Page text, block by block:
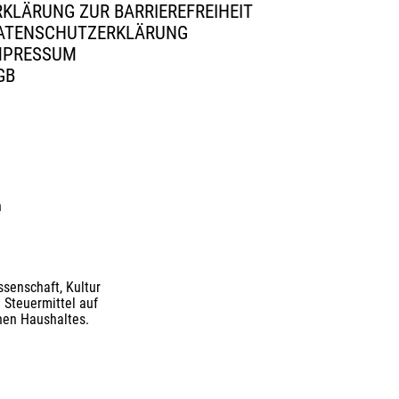
ZUR BARRIEREFREIHEIT
Kultur
Steuermittel auf
Haushaltes.